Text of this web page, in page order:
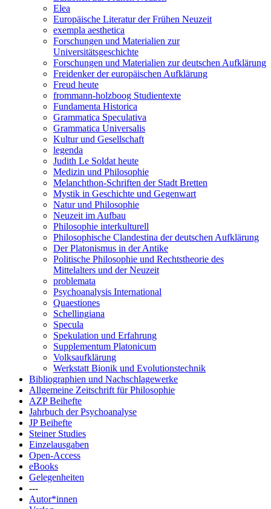
Elea
Europäische Literatur der Frühen Neuzeit
exempla aesthetica
Forschungen und Materialien zur
Universitätsgeschichte
Forschungen und Materialien zur deutschen Aufklärung
Freidenker der europäischen Aufklärung
Freud heute
frommann-holzboog Studientexte
Fundamenta Historica
Grammatica Speculativa
Grammatica Universalis
Kultur und Gesellschaft
legenda
Judith Le Soldat heute
Medizin und Philosophie
Melanchthon-Schriften der Stadt Bretten
Mystik in Geschichte und Gegenwart
Natur und Philosophie
Neuzeit im Aufbau
Philosophie interkulturell
Philosophische Clandestina der deutschen Aufklärung
Der Platonismus in der Antike
Politische Philosophie und Rechtstheorie des
Mittelalters und der Neuzeit
problemata
Psychoanalysis International
Quaestiones
Schellingiana
Specula
Spekulation und Erfahrung
Supplementum Platonicum
Volksaufklärung
Werkstatt Bionik und Evolutionstechnik
Bibliographien und Nachschlagewerke
Allgemeine Zeitschrift für Philosophie
AZP Beihefte
Jahrbuch der Psychoanalyse
JP Beihefte
Steiner Studies
Einzelausgaben
Open-Access
eBooks
Gelegenheiten
---
Autor*innen